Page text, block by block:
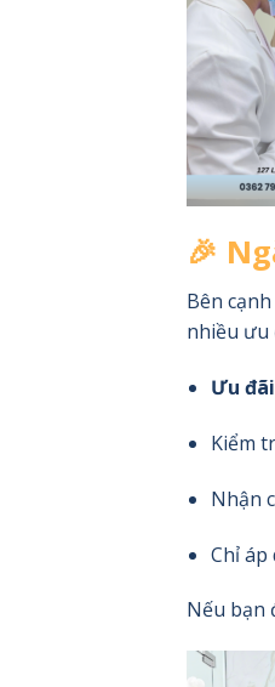
🎉
Bên
nhiều ưu
Ưu
Kiểm
Nhận
Chỉ áp
Nếu bạn